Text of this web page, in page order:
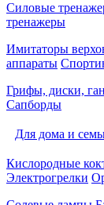
Силовые
тренажеры
Имитаторы
аппараты
Грифы, диски,
Сапборды
Для дома и
Кислородные
Электрогрелки